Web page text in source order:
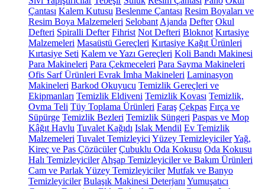
Çantası Kalem Kutusu Beslenme Çantası Resim Boyaları ve
Resim Boya Malzemeleri Selobant Ajanda Defter Okul
Defteri Spiralli Defter Fihrist Not Defteri Bloknot Kırtasiye
Malzemeleri Masaüstü Gereçleri Kırtasiye Kağıt Ürünleri
Kırtasiye Seti Kalem ve Yazı Gereçleri Koli Bandı Makinesi
Para Makineleri Para Çekmeceleri Para Sayma Makineleri
Ofis Sarf Ürünleri Evrak İmha Makineleri Laminasyon
Makineleri Barkod Okuyucu Temizlik Gereçleri ve
Ekipmanları Temizlik Eldiveni Temizlik Kovası Temizlik,
Ovma Teli Tüy Toplama Ürünleri Faraş Çekpas Fırça ve
Süpürge Temizlik Bezleri Temizlik Süngeri Paspas ve Mop
Kâğıt Havlu Tuvalet Kağıdı Islak Mendil Ev Temizlik
Malzemeleri Tuvalet Temizleyici Yüzey TemizleyicilerYağ,
Kireç ve Pas Çözücüler Çubuklu Oda Kokusu Oda Kokusu
Halı Temizleyiciler Ahşap Temizleyiciler ve Bakım Ürünleri
Cam ve Parlak Yüzey Temizleyiciler Mutfak ve Banyo
Temizleyiciler Bulaşık Makinesi Deterjanı Yumuşatıcı